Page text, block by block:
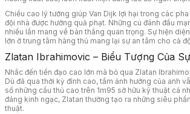
Chiều cao lý tưởng giúp Van Dijk lợi hại trong các
đội nhà được hưởng quả phạt. Những cú đánh đầu
nhiều lần mang về bàn thắng quan trọng. Sự hiện
lớn ở trung tâm hàng thủ mang lại sự an tâm cho cả
Zlatan Ibrahimovic – Biểu Tượng Của
Nhắc đến tiền đạo cao lớn mà bỏ qua Zlatan
Dù đã qua thời kỳ đỉnh cao, tầm ảnh hưởng của anh
số những cầu thủ cao trên 1m95 sở hữu kỹ thuật cá
đáng kinh ngạc, Zlatan thường tạo ra những siêu
thuật.